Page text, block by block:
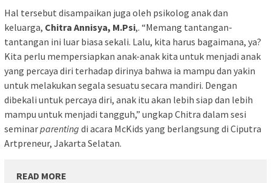
Hal tersebut disampaikan juga oleh psikolog anak dan
keluarga, Chitra Annisya, M.Psi,. “Memang tantangan-
tantangan ini luar biasa sekali. Lalu, kita harus bagaimana, ya?
Kita perlu mempersiapkan anak-anak kita untuk menjadi anak
yang percaya diri terhadap dirinya bahwa ia mampu dan yakin
untuk melakukan segala sesuatu secara mandiri. Dengan
dibekali untuk percaya diri, anak itu akan lebih siap dan lebih
mampu untuk menjadi tangguh,” ungkap Chitra dalam sesi
seminarparenting di acara McKids yang berlangsung di Ciputra
Artpreneur, Jakarta Selatan.
READ MORE